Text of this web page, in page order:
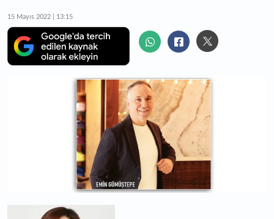
15 Mayıs 2022 | 13:15